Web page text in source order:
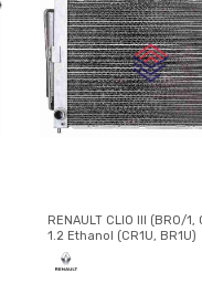
RENAULT CLIO III (BR0/1,
1.2 Ethanol (CR1U, BR1U)